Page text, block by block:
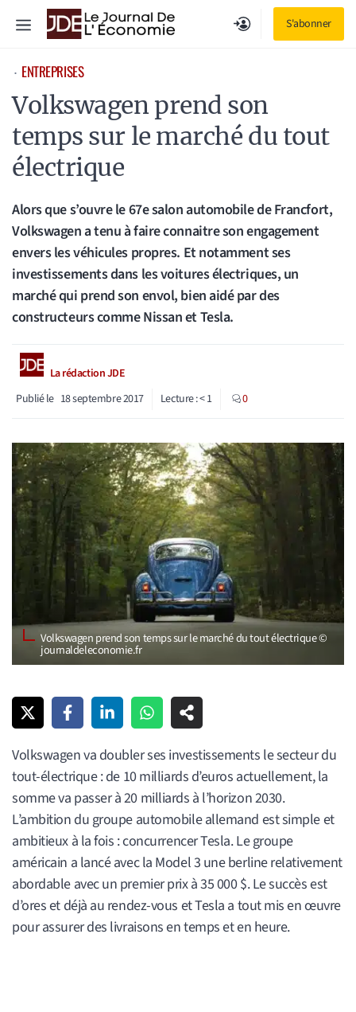
S'abonner
Menu
⋅ ENTREPRISES
Volkswagen prend son
temps sur le marché du tout
électrique
Alors que s’ouvre le 67e salon automobile de Francfort,
Volkswagen a tenu à faire connaitre son engagement
envers les véhicules propres. Et notamment ses
investissements dans les voitures électriques, un
marché qui prend son envol, bien aidé par des
constructeurs comme Nissan et Tesla.
La rédaction JDE
Publié le 18 septembre 2017 Lecture :< 1 0
Volkswagen prend son temps sur le marché du tout électrique ©
journaldeleconomie.fr
Volkswagen va doubler ses investissements le secteur du
tout-électrique : de 10 milliards d’euros actuellement, la
somme va passer à 20 milliards à l’horizon 2030.
L’ambition du groupe automobile allemand est simple et
ambitieux à la fois : concurrencer Tesla. Le groupe
américain a lancé avec la Model 3 une berline relativement
abordable avec un premier prix à 35 000 $. Le succès est
d’ores et déjà au rendez-vous et Tesla a tout mis en œuvre
pour assurer des livraisons en temps et en heure.